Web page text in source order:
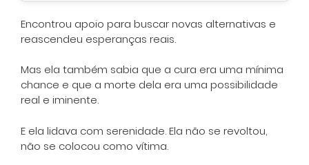
Encontrou apoio para buscar novas alternativas e
reascendeu esperanças reais.
Mas ela também sabia que a cura era uma mínima
chance e que a morte dela era uma possibilidade
real e iminente.
E ela lidava com serenidade. Ela não se revoltou,
não se colocou como vítima.